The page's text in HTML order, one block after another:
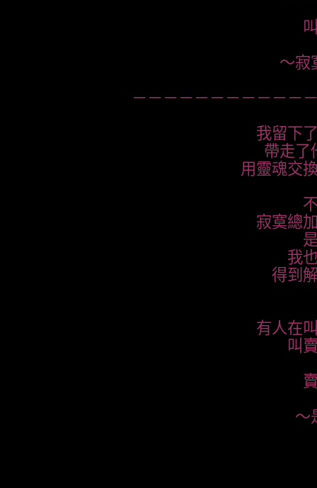
～
－－－－－－－－－－
我留下
帶走了
用靈魂交
寂寞總
我
得到
有人在
叫
～